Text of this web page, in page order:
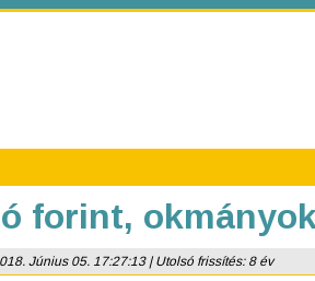
forint,
Június 05. 17:27:13 | Utolsó frissítés: 8 év